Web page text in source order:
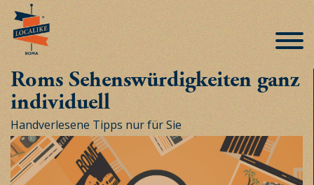
Roms Sehenswürdigkeiten ganz
individuell
Handverlesene Tipps nur für Sie